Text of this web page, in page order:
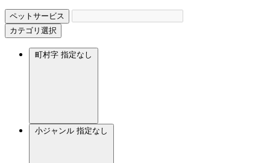
ペットサービス
カテゴリ選択
町村字 指定なし
小ジャンル 指定なし